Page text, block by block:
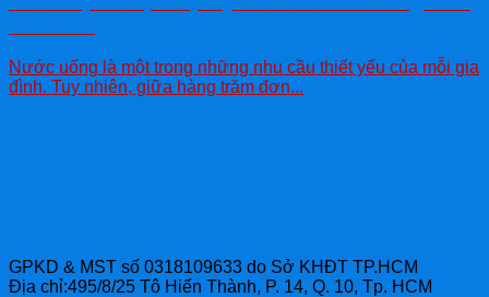
Nước uống là một trong những nhu cầu thiết yếu của mỗi gia
đình. Tuy nhiên, giữa hàng trăm đơn...
GPKD & MST số 0318109633 do Sở KHĐT TP.HCM
Địa chỉ:495/8/25 Tô Hiến Thành, P. 14, Q. 10, Tp. HCM